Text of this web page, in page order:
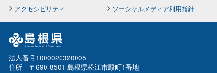
アクセシビリティ
ソーシャルメディア利用指針
法人番号1000020320005
住所 〒690-8501 島根県松江市殿町1番地